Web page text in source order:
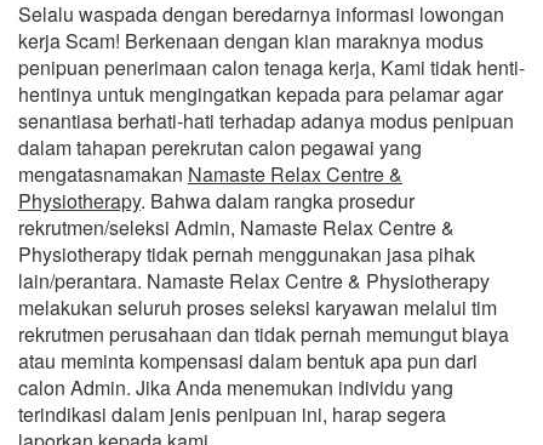
Selalu waspada dengan beredarnya informasi lowongan
kerja Scam! Berkenaan dengan kian maraknya modus
penipuan penerimaan calon tenaga kerja, Kami tidak henti-
hentinya untuk mengingatkan kepada para pelamar agar
senantiasa berhati-hati terhadap adanya modus penipuan
dalam tahapan perekrutan calon pegawai yang
mengatasnamakan Namaste Relax Centre &
Physiotherapy. Bahwa dalam rangka prosedur
rekrutmen/seleksi Admin, Namaste Relax Centre &
Physiotherapy tidak pernah menggunakan jasa pihak
lain/perantara. Namaste Relax Centre & Physiotherapy
melakukan seluruh proses seleksi karyawan melalui tim
rekrutmen perusahaan dan tidak pernah memungut biaya
atau meminta kompensasi dalam bentuk apa pun dari
calon Admin. Jika Anda menemukan individu yang
terindikasi dalam jenis penipuan ini, harap segera